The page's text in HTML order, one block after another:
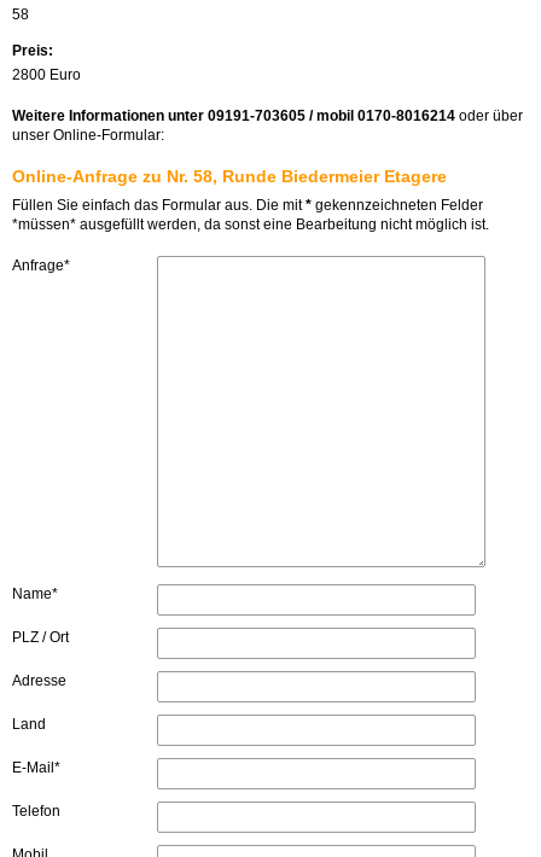
58
Preis:
2800 Euro
Weitere Informationen unter 09191-703605 / mobil 0170-8016214 oder über
unser Online-Formular:
Online-Anfrage zu Nr. 58, Runde Biedermeier Etagere
Füllen Sie einfach das Formular aus. Die mit* gekennzeichneten Felder
*müssen* ausgefüllt werden, da sonst eine Bearbeitung nicht möglich ist.
Anfrage*
Name*
PLZ / Ort
Adresse
Land
E-Mail*
Telefon